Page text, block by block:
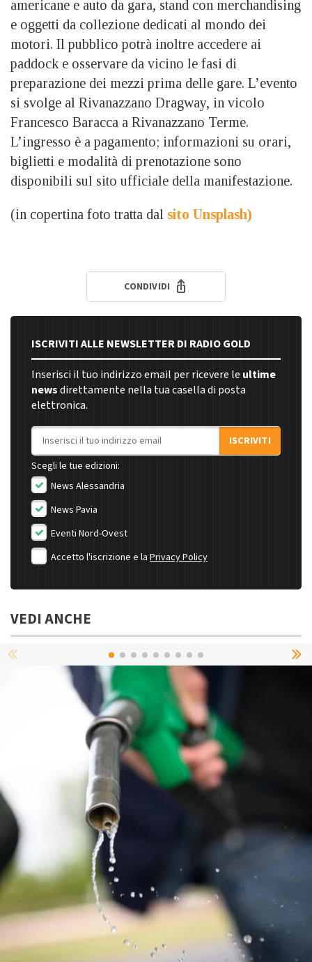
americane e auto da gara, stand con merchandising
e oggetti da collezione dedicati al mondo dei
motori. Il pubblico potrà inoltre accedere ai
paddock e osservare da vicino le fasi di
preparazione dei mezzi prima delle gare. L’evento
si svolge al Rivanazzano Dragway, in vicolo
Francesco Baracca a Rivanazzano Terme.
L’ingresso è a pagamento; informazioni su orari,
biglietti e modalità di prenotazione sono
disponibili sul sito ufficiale della manifestazione.
(in copertina foto tratta dal sito Unsplash)
CONDIVIDI
ISCRIVITI ALLE NEWSLETTER DI RADIO GOLD
Inserisci il tuo indirizzo email per ricevere le ultime
newsdirettamente nella tua casella di posta
elettronica.
Indirizzo email
ISCRIVITI
Scegli le tue edizioni:
News Alessandria
News Pavia
Eventi Nord-Ovest
Accetto l'iscrizione e la Privacy Policy
VEDI ANCHE